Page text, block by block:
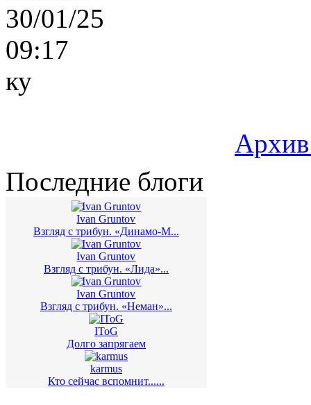
30/01/25
09:17
ку
Последние блоги
Ivan Gruntov
Взгляд с трибун. «Динамо-М...
Ivan Gruntov
Взгляд с трибун. «Лида»...
Ivan Gruntov
Взгляд с трибун. «Неман»...
IToG
Долго запрягаем
karmus
Кто сейчас вспомнит......